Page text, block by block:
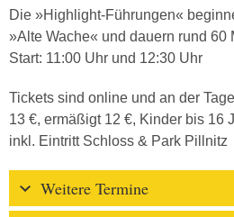
Die »Highlight-Führungen«
»Alte Wache« und dauern rund 60
Start: 11:00 Uhr und 12:30 Uhr
Tickets sind online und an der
13 €, ermäßigt 12 €, Kinder bis 16
inkl. Eintritt Schloss & Park Pillnitz
Weitere Termine